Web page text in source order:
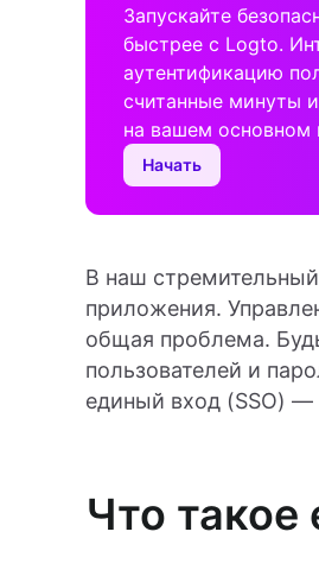
Запускайте
быстрее с Logto.
аутентификацию
считанные минуты
на вашем основном
Начать
В наш
приложения.
общая проблема.
пользователей и
единый вход (SSO)
Что такое